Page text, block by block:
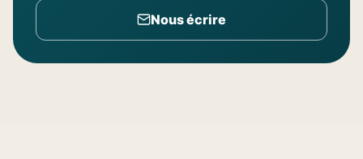
Nous écrire